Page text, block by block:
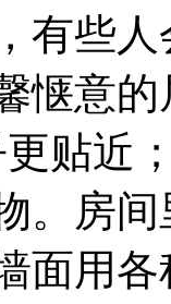
有些
惬意
贴近
。房
面用